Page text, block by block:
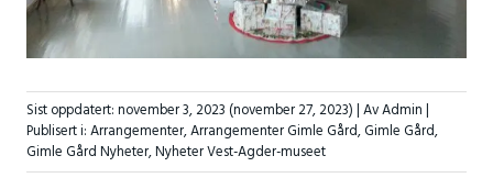
Sist oppdatert:november 3, 2023 (november 27, 2023)| Av Admin |
Publisert i:Arrangementer,Arrangementer Gimle Gård,Gimle Gård,
Gimle Gård Nyheter,Nyheter Vest-Agder-museet